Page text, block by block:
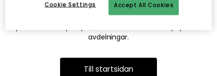
Detta kan bero på att sidan inte längre finns eller att den har
flyttats. Vi ber om ursäkt för besväret. I menyn ovan kan du
prova att söka på nytt, eller besöka en av våra populära
avdelningar.
Till startsidan
Accept All Cookies
Cookie Settings